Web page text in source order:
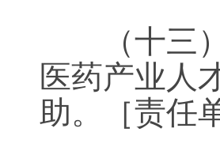
（十三）
医药产业人
助。［责任